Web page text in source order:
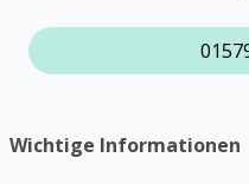
Wichtige Informationen